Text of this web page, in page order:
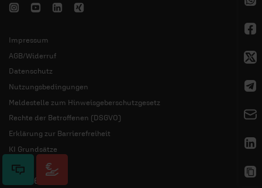
Impressum
AGB/Widerruf
Datenschutz
Nutzungsbedingungen
Meldestelle zum Hinweisgeberschutzgesetz
Rechte der Betroffenen (DSGVO)
Erklärung zur Barrierefreiheit
KI Grundsätze
© 2026 ERF